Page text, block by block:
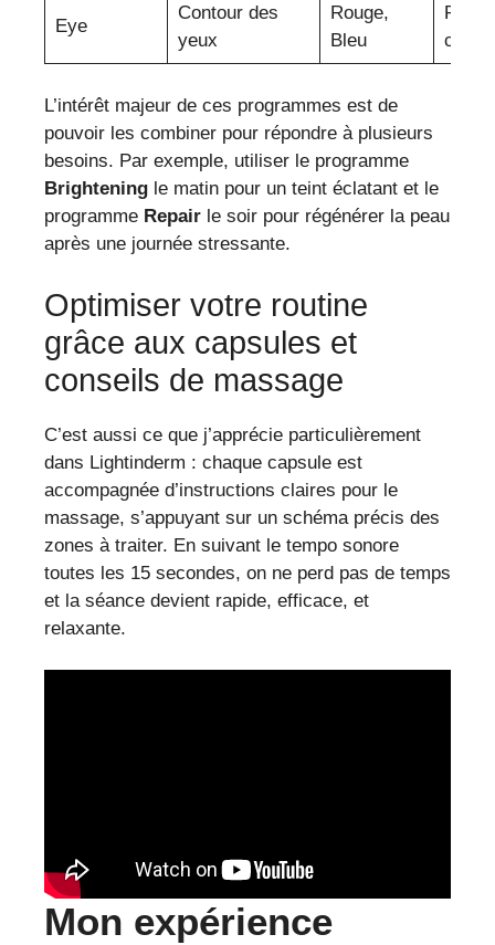
Eye
Contour des
yeux
Rouge,
Bleu
L’intérêt majeur de ces programmes est de
pouvoir les combiner pour répondre à plusieurs
besoins. Par exemple, utiliser le programme
Brightening le matin pour un teint éclatant et le
programme Repair le soir pour régénérer la peau
après une journée stressante.
Optimiser votre routine
grâce aux capsules et
conseils de massage
C’est aussi ce que j’apprécie particulièrement
dans Lightinderm : chaque capsule est
accompagnée d’instructions claires pour le
massage, s’appuyant sur un schéma précis des
zones à traiter. En suivant le tempo sonore
toutes les 15 secondes, on ne perd pas de temps
et la séance devient rapide, efficace, et
relaxante.
Mon expérience